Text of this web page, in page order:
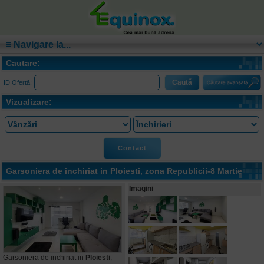
Cautare:
ID Ofertă:
Vizualizare:
Contact
Garsoniera de inchiriat in Ploiesti, zona Republicii-8 Martie
Garsoniera de inchiriat in Ploiesti,
Imagini